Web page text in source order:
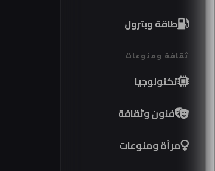
طاقة وبترول
ثقافة ومنوعات
تكنولوجيا
فنون وثقافة
مرأة ومنوعات